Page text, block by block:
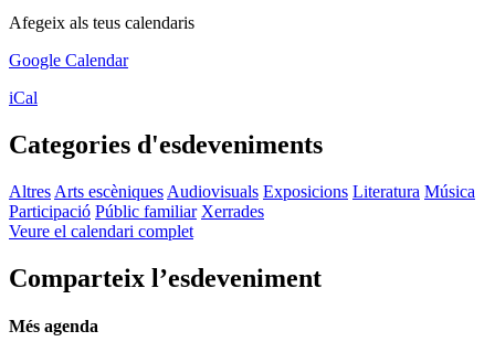
Afegeix als teus calendaris
Google Calendar
iCal
Categories d'esdeveniments
Altres Arts escèniques Audiovisuals Exposicions Literatura Música
Participació Públic familiar Xerrades
Veure el calendari complet
Comparteix l’esdeveniment
Més agenda